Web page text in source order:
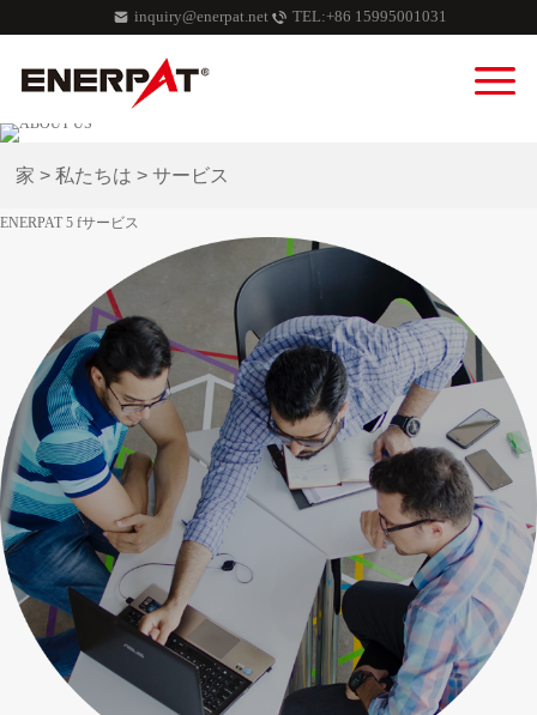
inquiry@enerpat.net TEL:+86 15995001031
家 >私たちは >サービス
ENERPAT 5 fサービス